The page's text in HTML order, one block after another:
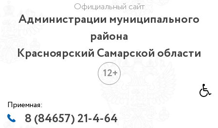
Официальный сайт
Администрации муниципального
района
Красноярский Самарской области
12+
Приемная:
8 (84657) 21-4-64